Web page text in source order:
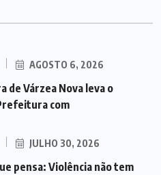
AGOSTO 6, 2026
de Várzea Nova leva o
com
JULHO 30, 2026
pensa: Violência não tem